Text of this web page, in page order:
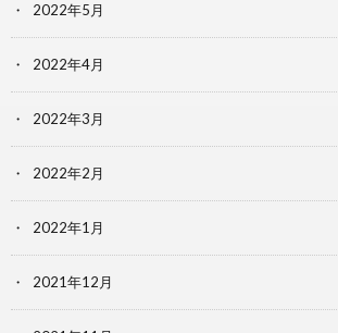
2022年5月
2022年4月
2022年3月
2022年2月
2022年1月
2021年12月